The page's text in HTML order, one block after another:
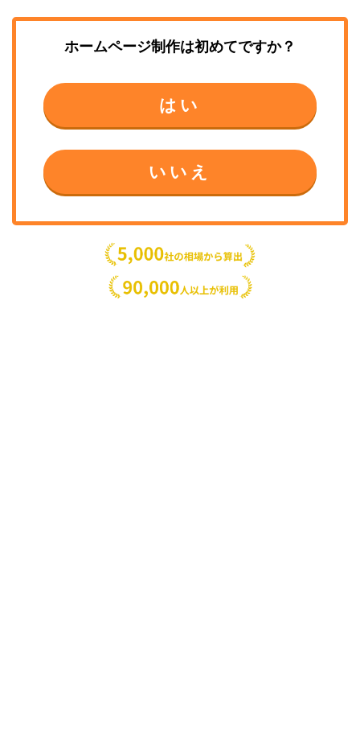
ホームページ制作は初めてですか？
はい
いいえ